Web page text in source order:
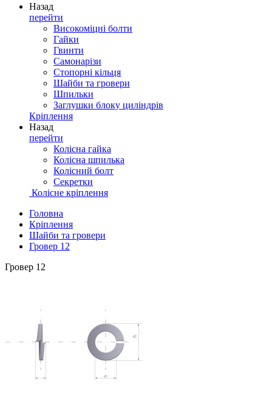
Назад
перейти
Високоміцні болти
Гайки
Гвинти
Самонарізи
Стопорні кільця
Шайби та гровери
Шпильки
Заглушки блоку циліндрів
Кріплення
Назад
перейти
Колісна гайка
Колісна шпилька
Колісний болт
Секретки
Колісне кріплення
Головна
Кріплення
Шайби та гровери
Гровер 12
Гровер 12